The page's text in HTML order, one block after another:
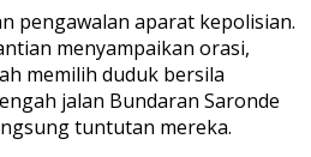
pengawalan aparat kepolisian.
menyampaikan orasi,
memilih duduk bersila
jalan Bundaran Saronde
tuntutan mereka.